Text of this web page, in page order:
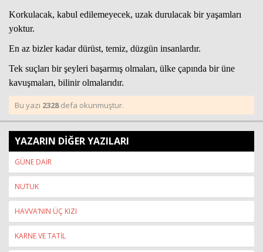
Korkulacak, kabul edilemeyecek, uzak durulacak bir yaşamları
yoktur.
En az bizler kadar dürüst, temiz, düzgün insanlardır.
Tek suçları bir şeyleri başarmış olmaları, ülke çapında bir üne
kavuşmaları, bilinir olmalarıdır.
Bu yazı 2328defa okunmuştur.
YAZARIN DİĞER YAZILARI
GÜNE DAİR
NUTUK
HAVVA’NIN ÜÇ KIZI
KARNE VE TATİL